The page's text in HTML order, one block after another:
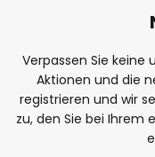
Verpassen Sie keine
Aktionen und die
registrieren und wir
zu, den Sie bei Ihrem